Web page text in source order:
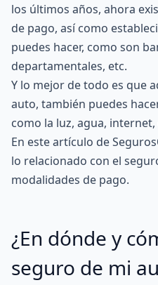
los últimos años, ahora
de pago, así como
puedes hacer, como son
departamentales, etc.
Y lo mejor de todo es que
auto, también puedes
como la luz, agua, internet,
En este artículo de
lo relacionado con el
modalidades de pago.
¿En dónde y
seguro de mi